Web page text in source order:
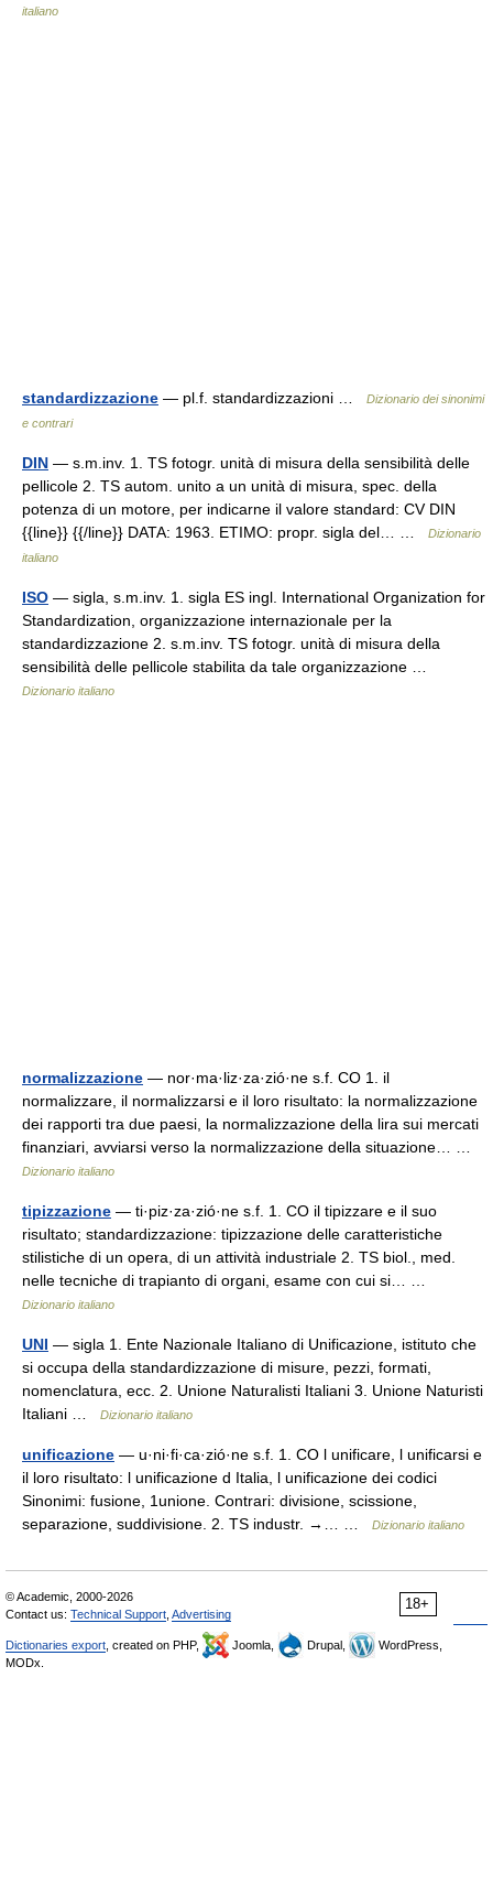
italiano
standardizzazione — pl.f. standardizzazioni …
Dizionario dei sinonimi
e contrari
DIN — s.m.inv. 1. TS fotogr. unità di misura della sensibilità delle
pellicole 2. TS autom. unito a un unità di misura, spec. della
potenza di un motore, per indicarne il valore standard: CV DIN
{{line}} {{/line}} DATA: 1963. ETIMO: propr. sigla del… …
Dizionario
italiano
ISO — sigla, s.m.inv. 1. sigla ES ingl. International Organization for
Standardization, organizzazione internazionale per la
standardizzazione 2. s.m.inv. TS fotogr. unità di misura della
sensibilità delle pellicole stabilita da tale organizzazione …
Dizionario italiano
normalizzazione — nor·ma·liz·za·zió·ne s.f. CO 1. il
normalizzare, il normalizzarsi e il loro risultato: la normalizzazione
dei rapporti tra due paesi, la normalizzazione della lira sui mercati
finanziari, avviarsi verso la normalizzazione della situazione… …
Dizionario italiano
tipizzazione — ti·piz·za·zió·ne s.f. 1. CO il tipizzare e il suo
risultato; standardizzazione: tipizzazione delle caratteristiche
stilistiche di un opera, di un attività industriale 2. TS biol., med.
nelle tecniche di trapianto di organi, esame con cui si… …
Dizionario italiano
UNI — sigla 1. Ente Nazionale Italiano di Unificazione, istituto che
si occupa della standardizzazione di misure, pezzi, formati,
nomenclatura, ecc. 2. Unione Naturalisti Italiani 3. Unione Naturisti
Italiani …
Dizionario italiano
unificazione — u·ni·fi·ca·zió·ne s.f. 1. CO l unificare, l unificarsi e
il loro risultato: l unificazione d Italia, l unificazione dei codici
Sinonimi: fusione, 1unione. Contrari: divisione, scissione,
separazione, suddivisione. 2. TS industr. →… …
Dizionario italiano
18+
© Academic, 2000-2026
Contact us: Technical Support Advertising
Dictionaries export , created on PHP, Joomla, Drupal,
WordPress,
MODx.